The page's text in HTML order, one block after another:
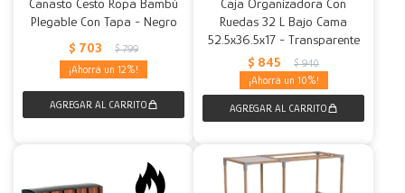
Canasto Cesto Ropa Bambú
Plegable Con Tapa - Negro
$ 703 $ 799
12
Caja Organizadora Con
Ruedas 32 L Bajo Cama
52.5x36.5x17 - Transparente
$ 845 $ 940
10